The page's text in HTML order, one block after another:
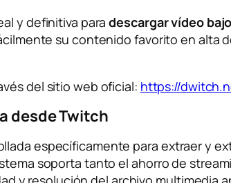
y definitiva paradescargar vídeo
su contenido favorito en alta
del sitio web oficial: https://
desde Twitch
específicamente para extraer y
soporta tanto el ahorro de